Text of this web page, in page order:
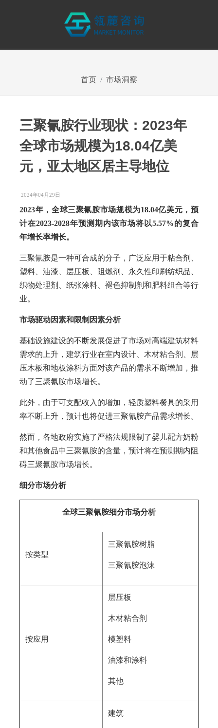
首页 市场洞察
三聚氰胺行业现状：2023年
全球市场规模为18.04亿美
元，亚太地区居主导地位
2024年04月29日
2023年，全球三聚氰胺市场规模为18.04亿美元，预
计在2023-2028年预测期内该市场将以5.57%的复合
年增长率增长。
三聚氰胺是一种可合成的分子，广泛应用于粘合剂、
塑料、油漆、层压板、阻燃剂、永久性印刷纺织品、
织物处理剂、纸张涂料、褪色抑制剂和肥料组合等行
业。
市场驱动因素和限制因素分析
基础设施建设的不断发展促进了市场对高端建筑材料
需求的上升，建筑行业在室内设计、木材粘合剂、层
压木板和地板涂料方面对该产品的需求不断增加，推
动了三聚氰胺市场增长。
此外，由于可支配收入的增加，轻质塑料餐具的采用
率不断上升，预计也将促进三聚氰胺产品需求增长。
然而，各地政府实施了严格法规限制了婴儿配方奶粉
和其他食品中三聚氰胺的含量，预计将在预测期内阻
碍三聚氰胺市场增长。
细分市场分析
全球三聚氰胺细分市场分析
按类型
三聚氰胺树脂
三聚氰胺泡沫
按应用
层压板
木材粘合剂
模塑料
油漆和涂料
其他
建筑